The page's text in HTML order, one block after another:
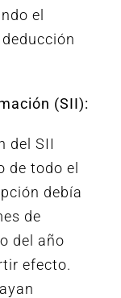
el
(SII):
del SII
de todo el
debía
de
del año
efecto.